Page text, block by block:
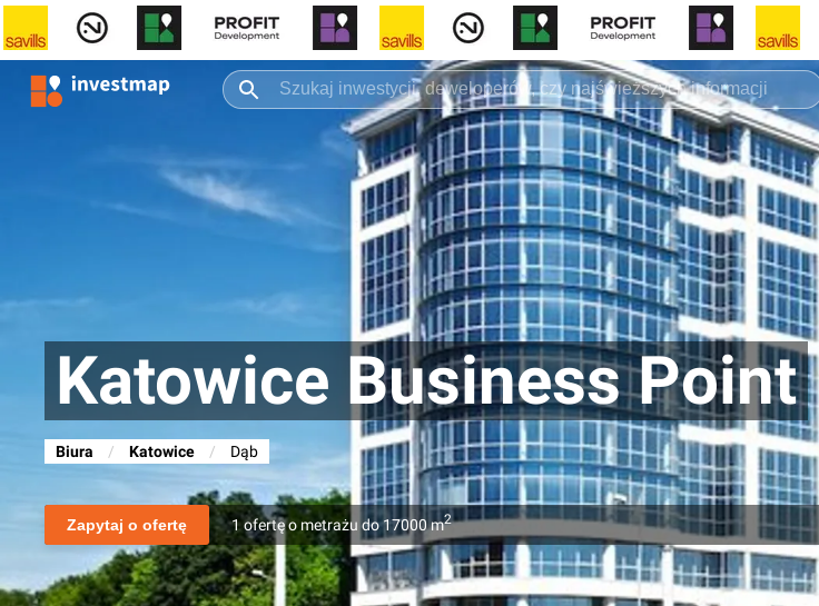
Katowice Business Point
Biura / Katowice / Dąb
Zapytaj o ofertę 1ofertęo metrażu do17000m2